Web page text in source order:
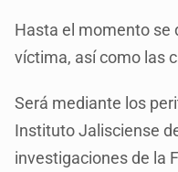
Hasta el momento se
víctima, así como las
Será mediante los
Instituto Jalisciense
investigaciones de la